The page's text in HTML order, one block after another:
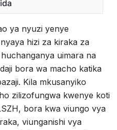
ya nyuzi yenye
hizi za kiraka za
uimara na
bora wa macho katika
Kila mkusanyiko
zilizofungwa kwenye koti
bora kwa viungo vya
viunganishi vya